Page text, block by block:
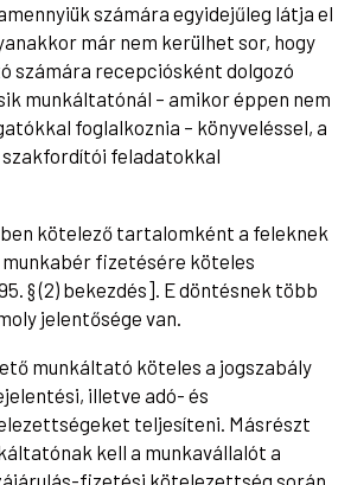
számára egyidejűleg látja el
már nem kerülhet sor, hogy
számára recepciósként dolgozó
munkáltatónál – amikor éppen nem
foglalkoznia – könyveléssel, a
feladatokkal
kötelező tartalomként a feleknek
munkabér fizetésére köteles
§ (2) bekezdés]. E döntésnek több
jelentősége van.
munkáltató köteles a jogszabály
illetve adó- és
teljesíteni. Másrészt
kell a munkavállalót a
fizetési kötelezettség során